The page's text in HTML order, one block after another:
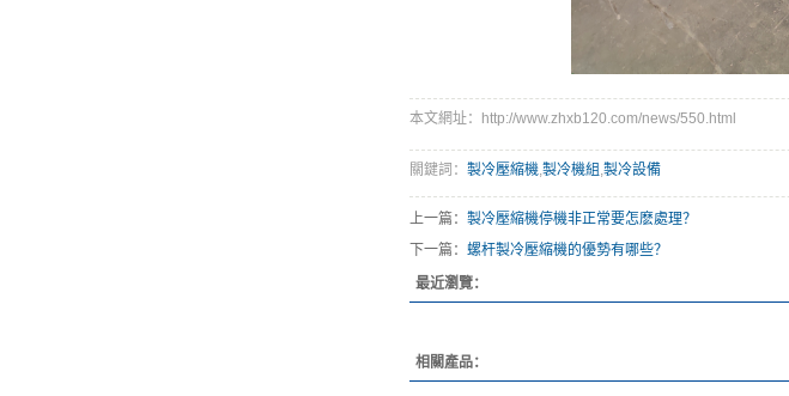
本文網址：http://www.zhxb120.com/news/550.html
關鍵詞： 製冷壓縮機,製冷機組 ,製冷設備
上一篇： 製冷壓縮機停機非正常要怎麽處理？
下一篇： 螺杆製冷壓縮機的優勢有哪些？
最近瀏覽：
相關產品：